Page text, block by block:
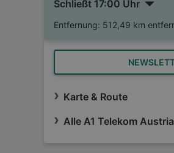
Schließt 17:00 Uhr
Entfernung: 512,49 km
Karte & Route
Alle A1 Telekom